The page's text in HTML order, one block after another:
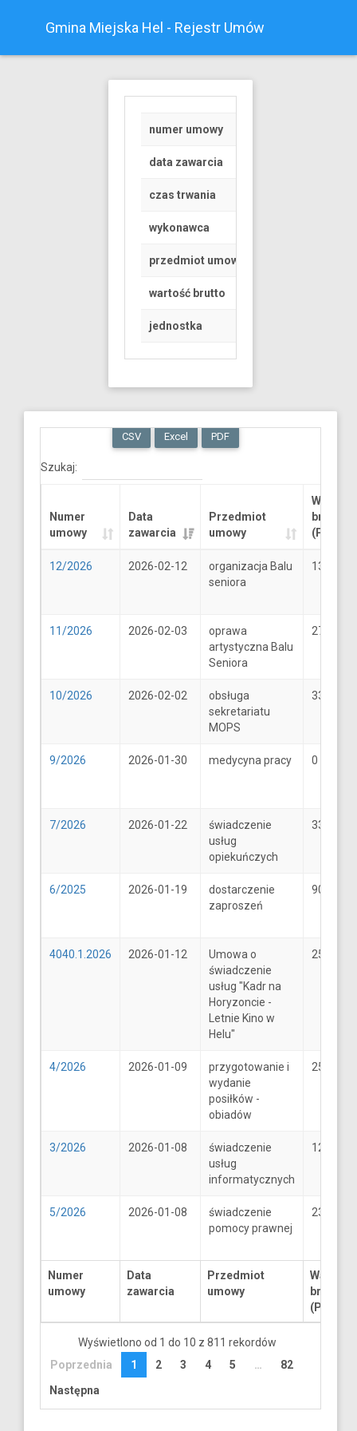
Gmina Miejska Hel - Rejestr Umów
numer umowy
data zawarcia
czas trwania
wykonawca
przedmiot umowy
wartość brutto
jednostka
CSV Excel PDF
Szukaj:
Numer
umowy
Data
zawarcia
Przedmiot
umowy
Wartość
brutto
(PLN)
Numer
umowy
Data
zawarcia
Przedmiot
umowy
Wartość
brutto
(PLN)
12/2026 2026-02-12
organizacja Balu
seniora
13289.6
11/2026 2026-02-03
oprawa
artystyczna Balu
Seniora
2706
10/2026 2026-02-02
obsługa
sekretariatu
MOPS
33
9/2026 2026-01-30 medycyna pracy 0
7/2026 2026-01-22
świadczenie
usług
opiekuńczych
33
6/2025 2026-01-19
dostarczenie
zaproszeń
900
4040.1.2026 2026-01-12
Umowa o
świadczenie
usług "Kadr na
Horyzoncie -
Letnie Kino w
Helu"
25600
4/2026 2026-01-09
przygotowanie i
wydanie
posiłków -
obiadów
25
3/2026 2026-01-08
świadczenie
usług
informatycznych
1250
5/2026 2026-01-08
świadczenie
pomocy prawnej
2300
Wyświetlono od 1 do 10 z 811 rekordów
Poprzednia
1 2 3 4 5 …
82
Następna